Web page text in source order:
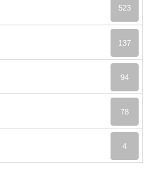
523
137
94
78
4